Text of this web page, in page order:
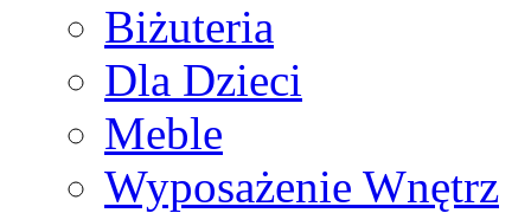
Biżuteria
Dla Dzieci
Meble
Wyposażenie Wnętrz